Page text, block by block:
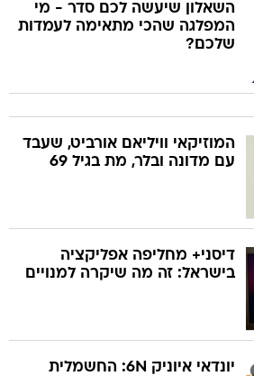
השאלון שיעשה לכם סדר - מי
המפלגה שהכי מתאימה לעמדות
שלכם?
המוזיקאי וויליאם אורביט, שעבד
עם מדונה ובלר, מת בגיל 69
דיסני+ מחליפה אפליקציה
בישראל: זה מה שיקרה למנויים
יונדאי איוניק 6N: החשמלית